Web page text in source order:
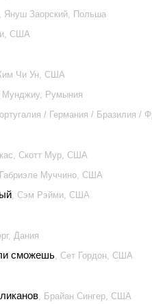
Януш Заорский, Польша
США
Чи Ун, США
Мунджиу, Румыния
/ Германия / Бразилия /
Скотт Мур, США
Муччино, США
, Сэм Рэйми, США
Дания
сможешь, Сет Гордон, США
, Брайан Сингер, США